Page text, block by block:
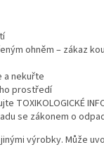
ohněm – zákaz
a nekuřte
prostředí
se zákonem o
výrobky. Může